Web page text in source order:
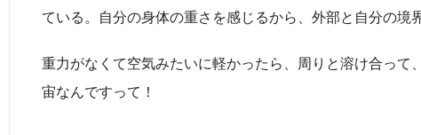
ている。自分の身体の重さを感じるから、外部と自分の境
重力がなくて空気みたいに軽かったら、周りと溶け合っ
宙なんですって！